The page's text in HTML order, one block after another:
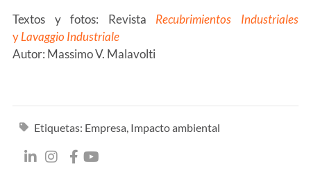
Textos y fotos: Revista Recubrimientos Industriales
yLavaggio Industriale
Autor: Massimo V. Malavolti
Etiquetas: Empresa Impacto ambiental